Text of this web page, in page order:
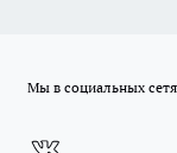
Мы в социальных